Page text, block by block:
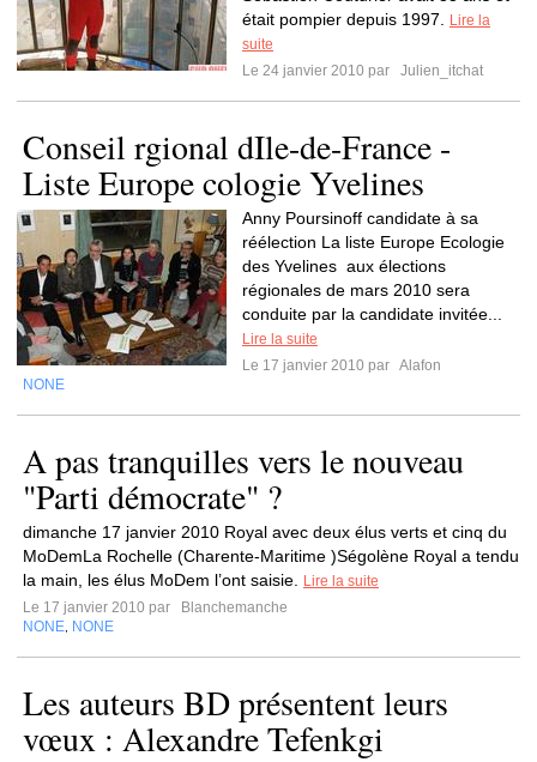
était pompier depuis 1997.
Lire la
suite
Le 24 janvier 2010 par
Julien_itchat
Conseil rgional dIle-de-France -
Liste Europe cologie Yvelines
Anny Poursinoff candidate à sa
réélection La liste Europe Ecologie
des Yvelines aux élections
régionales de mars 2010 sera
conduite par la candidate invitée...
Lire la suite
Le 17 janvier 2010 par Alafon
NONE
A pas tranquilles vers le nouveau
"Parti démocrate" ?
dimanche 17 janvier 2010 Royal avec deux élus verts et cinq du
MoDemLa Rochelle (Charente-Maritime )Ségolène Royal a tendu
la main, les élus MoDem l’ont saisie.
Lire la suite
Le 17 janvier 2010 par
Blanchemanche
NONE NONE
Les auteurs BD présentent leurs
vœux : Alexandre Tefenkgi